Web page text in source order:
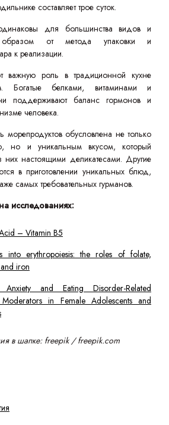
составляет трое суток.
для большинства видов и
образом от метода упаковки и
к реализации.
важную роль в традиционной кухне
Богатые белками, витаминами и
поддерживают баланс гормонов и
человека.
морепродуктов обусловлена не только
но и уникальным вкусом, который
настоящими деликатесами. Другие
в приготовлении уникальных блюд,
самых требовательных гурманов.
исследованиях:
– Vitamin B5
into erythropoiesis: the roles of folate,
iron
Anxiety and Eating Disorder-Related
Moderators in Female Adolescents and
в шапке: freepik / freepik.com